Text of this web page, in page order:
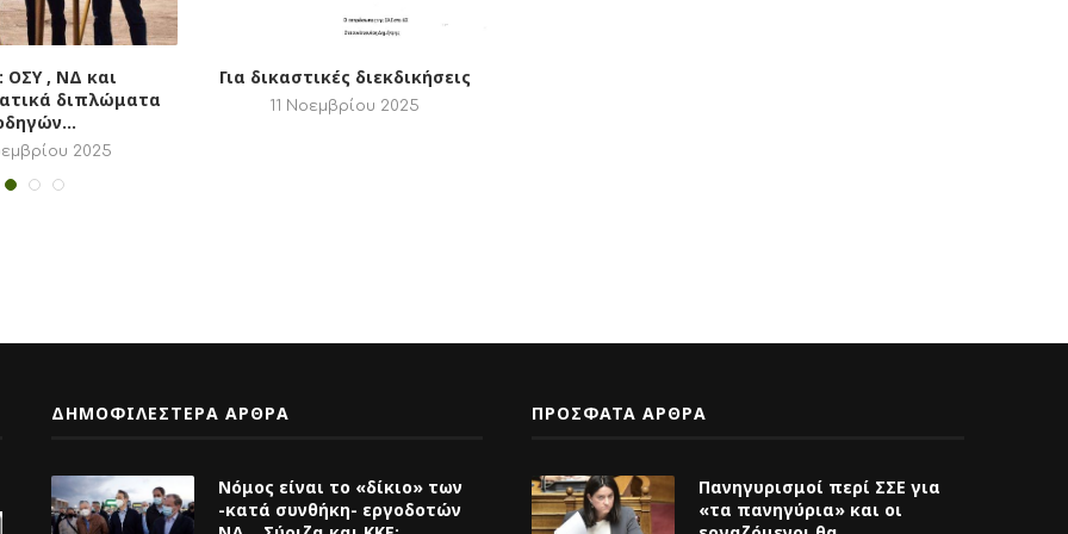
2025
Θέμα: Ενημέρωση για ΔΣ της 25
Σεπτέμβρη 2025
-κατά συνθήκη- εργοδοτών
ΝΔ , Σύριζα και ΚΚΕ;
«τα πανηγύρια» και οι
εργαζόμενοι θα